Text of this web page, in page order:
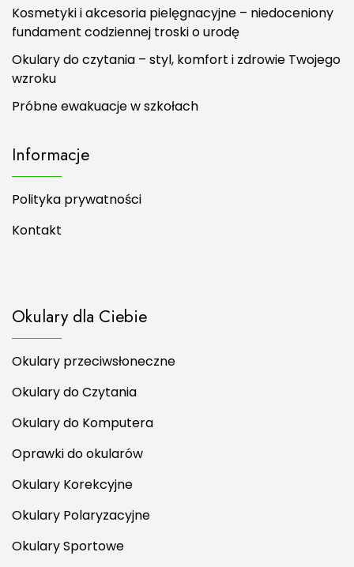
Kosmetyki i akcesoria pielęgnacyjne – niedoceniony
fundament codziennej troski o urodę
Okulary do czytania – styl, komfort i zdrowie Twojego
wzroku
Próbne ewakuacje w szkołach
Informacje
Polityka prywatności
Kontakt
Okulary dla Ciebie
Okulary przeciwsłoneczne
Okulary do Czytania
Okulary do Komputera
Oprawki do okularów
Okulary Korekcyjne
Okulary Polaryzacyjne
Okulary Sportowe